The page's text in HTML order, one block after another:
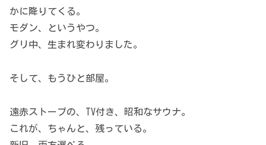
かに降りてくる。
モダン、というやつ。
グリ中、生まれ変わりました。
そして、もうひと部屋。
遠赤ストーブの、TV付き、昭和なサウナ。
これが、ちゃんと、残っている。